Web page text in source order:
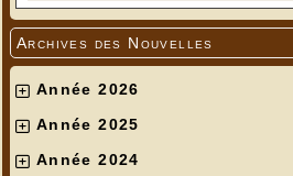
Archives des Nouvelles
Année 2026
Année 2025
Année 2024